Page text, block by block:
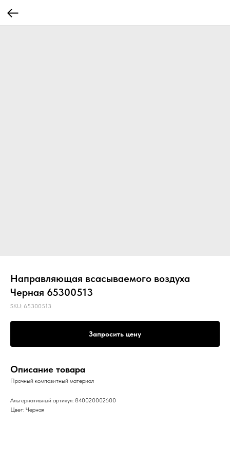
Направляющая всасываемого воздуха
Черная 65300513
SKU: 65300513
Запросить цену
Описание товара
Прочный композитный материал
Альтернативный артикул: 840020002600
Цвет: Черная